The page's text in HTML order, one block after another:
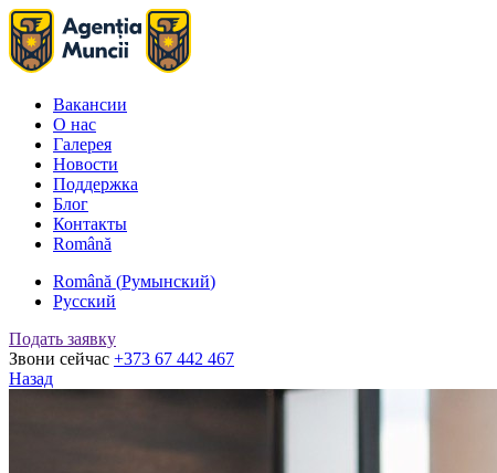
Вакансии
О нас
Галерея
Новости
Поддержка
Блог
Контакты
Română
Română (Румынский)
Русский
Подать заявку
Звони сейчас +373 67 442 467
Назад